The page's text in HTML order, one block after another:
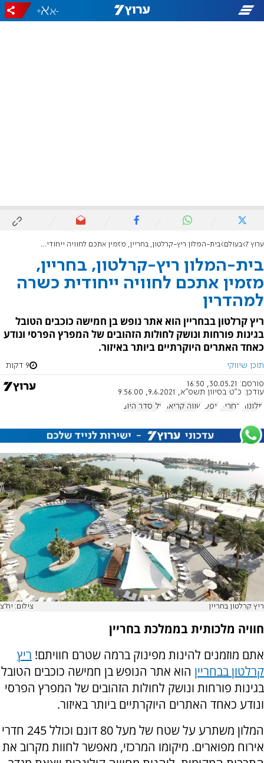
-
+
ערוץ 7 בעולם בית-המלון ריץ-קרלטון, בחריין, מזמין אתכם לחוויה ייחודית כשרה למהדרין
בית-המלון ריץ-קרלטון, בחריין,
מזמין אתכם לחוויה ייחודית כשרה
למהדרין
ריץ קרלטון בבחריין הוא אתר נופש בן חמישה כוכבים הטובל
בגינות פורחות ונושק לחולות הזהובים של המפרץ הפרסי ונודע
כאחד האתרים היוקרתיים ביותר באיזור.
תוכן שיווקי 9 דקות
פורסם: 30.05.21, 16:50
עודכן: כ"ט בסיוון תשפ"א, 9.6.2021, 9:56:00
מלונות
בחריין נופש שווה קריאה על סדר היום
ריץ קרלטון בחריין צילום: יח"צ
חוויה מלכותית בממלכת בחריין
אתם מוזמנים להינות מפינוק ברמה שטרם חוויתם! ריץ
קרלטון בבחריין הוא אתר הנופש בן חמישה כוכבים הטובל
בגינות פורחות ונושק לחולות הזהובים של המפרץ הפרסי
ונודע כאחד האתרים היוקרתיים ביותר באיזור.
המלון משתרע על שטח של מעל 80 דונם וכולל 245 חדרי
אירוח מפוארים. מיקומו המרכזי, מאפשר לחוות מקרוב את